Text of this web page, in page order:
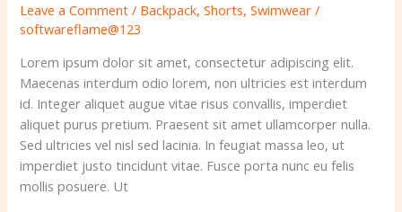
Leave a Comment / Backpack,Shorts,Swimwear /
softwareflame@123
Lorem ipsum dolor sit amet, consectetur adipiscing elit.
Maecenas interdum odio lorem, non ultricies est interdum
id. Integer aliquet augue vitae risus convallis, imperdiet
aliquet purus pretium. Praesent sit amet ullamcorper nulla.
Sed ultricies vel nisl sed lacinia. In feugiat massa leo, ut
imperdiet justo tincidunt vitae. Fusce porta nunc eu felis
mollis posuere. Ut